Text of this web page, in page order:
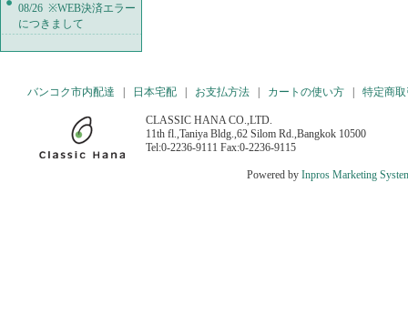
08/26 ※WEB決済エラー
につきまして
バンコク市内配達 日本宅配 お支払方法 カートの使い方 特定商
CLASSIC HANA CO.,LTD.
11th fl.,Taniya Bldg.,62 Silom Rd.,Bangkok 10500
Tel:0-2236-9111 Fax:0-2236-9115
Powered by Inpros Marketing